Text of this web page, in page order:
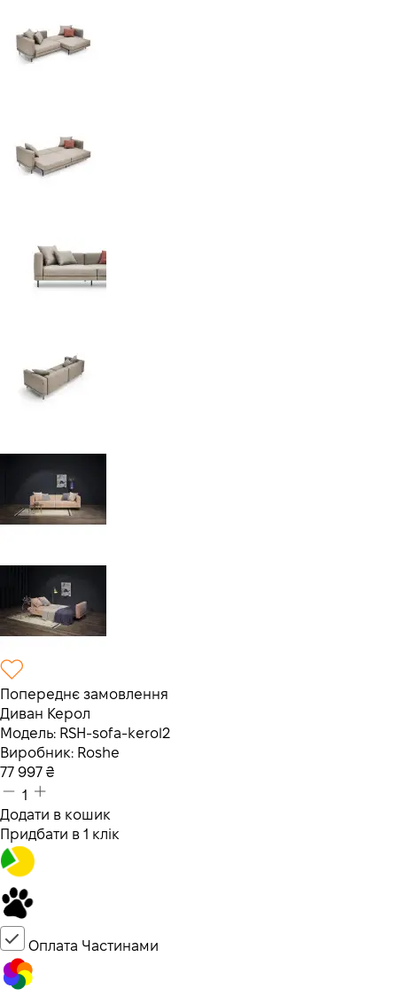
Попереднє замовлення
Диван Керол
Модель: RSH-sofa-kerol2
Виробник: Roshe
77 997 ₴
1
Додати в кошик
Придбати в 1 клік
Оплата Частинами